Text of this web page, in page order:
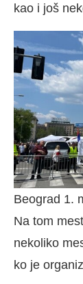
kao i još
Beograd 1.
Na tom
nekoliko
ko je